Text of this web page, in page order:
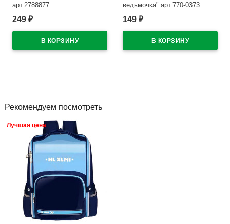
арт.2788877
В наличии
249 ₽
ведьмочка" арт.770-0373
В наличии
149 ₽
Рекомендуем посмотреть
Лучшая цена